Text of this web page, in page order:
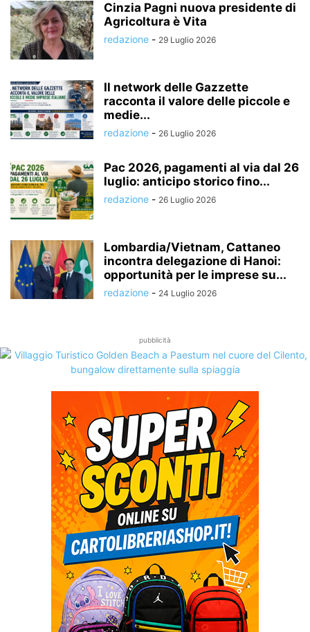
Cinzia Pagni nuova presidente di
Agricoltura è Vita
redazione - 29 Luglio 2026
Il network delle Gazzette
racconta il valore delle piccole e
medie...
redazione - 26 Luglio 2026
Pac 2026, pagamenti al via dal 26
luglio: anticipo storico fino...
redazione - 26 Luglio 2026
Lombardia/Vietnam, Cattaneo
incontra delegazione di Hanoi:
opportunità per le imprese su...
redazione - 24 Luglio 2026
pubblicità